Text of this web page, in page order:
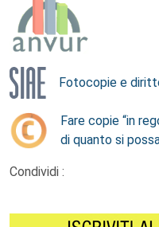
Fotocopie e
Fare copie “in
di quanto si
Condividi :